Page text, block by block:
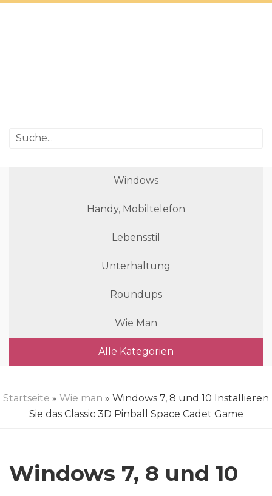
Windows
Handy, Mobiltelefon
Lebensstil
Unterhaltung
Roundups
Wie Man
Alle Kategorien
Startseite » Wie man » Windows 7, 8 und 10 Installieren
Sie das Classic 3D Pinball Space Cadet Game
Windows 7, 8 und 10